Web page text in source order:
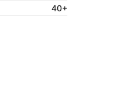
40+